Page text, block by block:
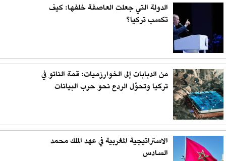
الدولة التي جعلت العاصفة خلفها: كيف
تكسب تركيا؟
من الدبابات إلى الخوارزميات: قمة الناتو في
تركيا وتحوّل الردع نحو حرب البيانات
الاستراتيجية المغربية في عهد الملك محمد
السادس